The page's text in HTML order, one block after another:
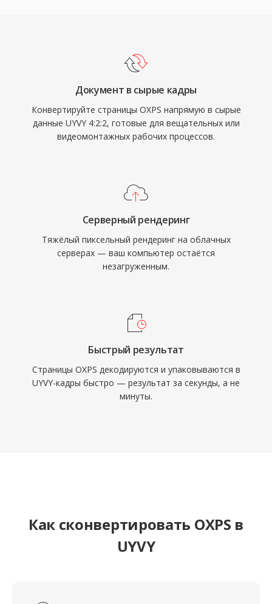
Документ в сырые кадры
Конвертируйте страницы OXPS напрямую в сырые
данные UYVY 4:2:2, готовые для вещательных или
видеомонтажных рабочих процессов.
Серверный рендеринг
Тяжёлый пиксельный рендеринг на облачных
серверах — ваш компьютер остаётся
незагруженным.
Быстрый результат
Страницы OXPS декодируются и упаковываются в
UYVY-кадры быстро — результат за секунды, а не
минуты.
Как сконвертировать OXPS в
UYVY